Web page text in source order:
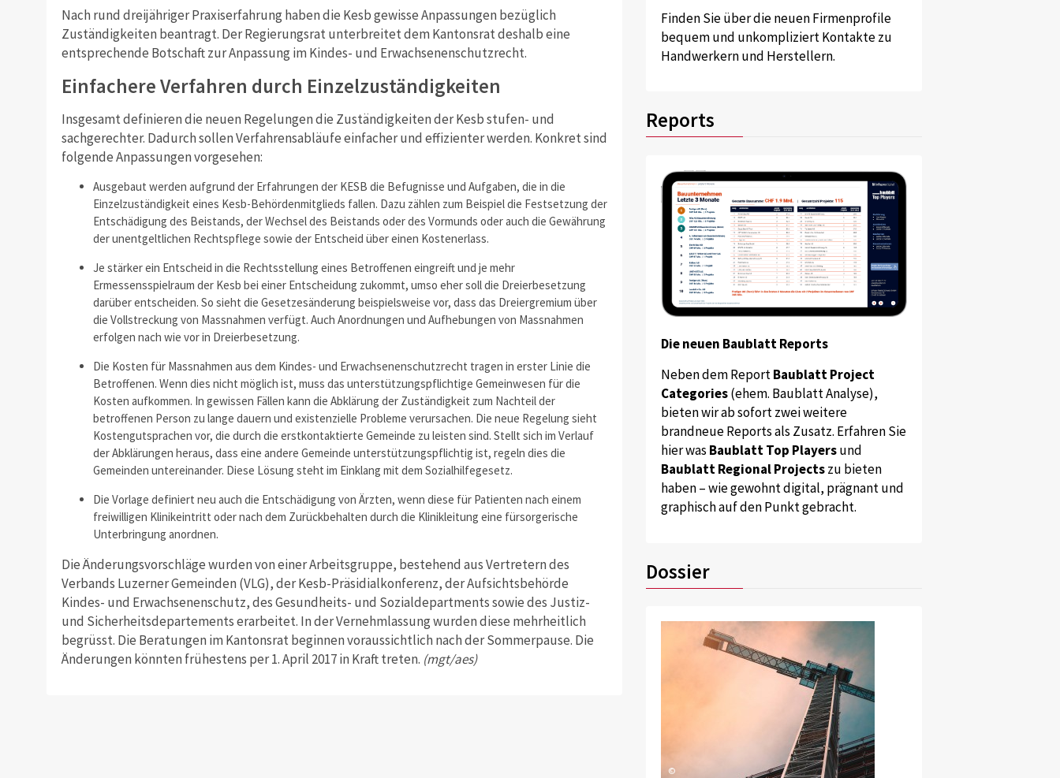
Nach rund dreijähriger Praxiserfahrung haben die Kesb gewisse Anpassungen bezüglich
Zuständigkeiten beantragt. Der Regierungsrat unterbreitet dem Kantonsrat deshalb eine
entsprechende Botschaft zur Anpassung im Kindes- und Erwachsenenschutzrecht.
Einfachere Verfahren durch Einzelzuständigkeiten
Insgesamt definieren die neuen Regelungen die Zuständigkeiten der Kesb stufen- und
sachgerechter. Dadurch sollen Verfahrensabläufe einfacher und effizienter werden. Konkret sind
folgende Anpassungen vorgesehen:
Ausgebaut werden aufgrund der Erfahrungen der KESB die Befugnisse und Aufgaben, die in die
Einzelzuständigkeit eines Kesb-Behördenmitglieds fallen. Dazu zählen zum Beispiel die Festsetzung der
Entschädigung des Beistands, der Wechsel des Beistands oder des Vormunds oder auch die Gewährung
der unentgeltlichen Rechtspflege sowie der Entscheid über einen Kostenerlass.
Je stärker ein Entscheid in die Rechtsstellung eines Betroffenen eingreift und je mehr
Ermessensspielraum der Kesb bei einer Entscheidung zukommt, umso eher soll die Dreierbesetzung
darüber entscheiden. So sieht die Gesetzesänderung beispielsweise vor, dass das Dreiergremium über
die Vollstreckung von Massnahmen verfügt. Auch Anordnungen und Aufhebungen von Massnahmen
erfolgen nach wie vor in Dreierbesetzung.
Die Kosten für Massnahmen aus dem Kindes- und Erwachsenenschutzrecht tragen in erster Linie die
Betroffenen. Wenn dies nicht möglich ist, muss das unterstützungspflichtige Gemeinwesen für die
Kosten aufkommen. In gewissen Fällen kann die Abklärung der Zuständigkeit zum Nachteil der
betroffenen Person zu lange dauern und existenzielle Probleme verursachen. Die neue Regelung sieht
Kostengutsprachen vor, die durch die erstkontaktierte Gemeinde zu leisten sind. Stellt sich im Verlauf
der Abklärungen heraus, dass eine andere Gemeinde unterstützungspflichtig ist, regeln dies die
Gemeinden untereinander. Diese Lösung steht im Einklang mit dem Sozialhilfegesetz.
Die Vorlage definiert neu auch die Entschädigung von Ärzten, wenn diese für Patienten nach einem
freiwilligen Klinikeintritt oder nach dem Zurückbehalten durch die Klinikleitung eine fürsorgerische
Unterbringung anordnen.
Die Änderungsvorschläge wurden von einer Arbeitsgruppe, bestehend aus Vertretern des
Verbands Luzerner Gemeinden (VLG), der Kesb-Präsidialkonferenz, der Aufsichtsbehörde
Kindes- und Erwachsenenschutz, des Gesundheits- und Sozialdepartments sowie des Justiz-
und Sicherheitsdepartements erarbeitet. In der Vernehmlassung wurden diese mehrheitlich
begrüsst. Die Beratungen im Kantonsrat beginnen voraussichtlich nach der Sommerpause. Die
Änderungen könnten frühestens per 1. April 2017 in Kraft treten. (mgt/aes)
Finden Sie über die neuen Firmenprofile
bequem und unkompliziert Kontakte zu
Handwerkern und Herstellern.
Reports
Die neuen Baublatt Reports
Neben dem ReportBaublatt Project
Categories(ehem. Baublatt Analyse),
bieten wir ab sofort zwei weitere
brandneue Reports als Zusatz. Erfahren Sie
hier was Baublatt Top Playersund
Baublatt Regional Projectszu bieten
haben – wie gewohnt digital, prägnant und
graphisch auf den Punkt gebracht.
Dossier
©